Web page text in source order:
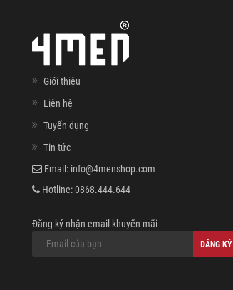
Giới thiệu
Liên hệ
Tuyển dụng
Tin tức
Email: info@4menshop.com
Hotline:0868.444.644
Đăng ký nhận email khuyến mãi
ĐĂNG KÝ